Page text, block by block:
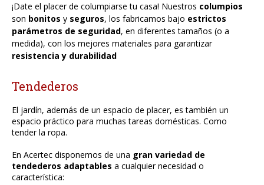
¡Date el placer de columpiarse tu casa! Nuestros columpios
son bonitos y seguros, los fabricamos bajo estrictos
parámetros de seguridad, en diferentes tamaños (o a
medida), con los mejores materiales para garantizar
resistencia y durabilidad
Tendederos
El jardín, además de un espacio de placer, es también un
espacio práctico para muchas tareas domésticas. Como
tender la ropa.
En Acertec disponemos de una gran variedad de
tendederos adaptables a cualquier necesidad o
característica: